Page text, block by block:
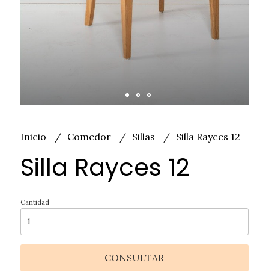
Inicio Comedor Sillas Silla Rayces 12
Silla Rayces 12
Cantidad
CONSULTAR